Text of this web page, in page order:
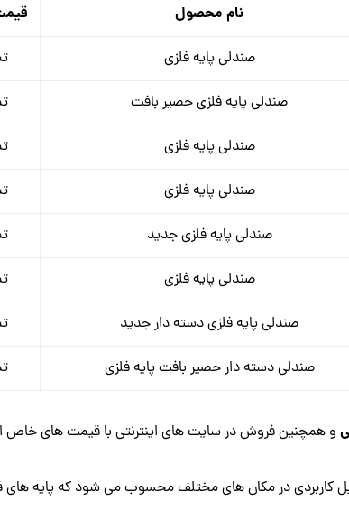
نام محصول
صندلی پایه فلزی
صندلی پایه فلزی حصیر بافت
صندلی پایه فلزی
صندلی پایه فلزی
صندلی پایه فلزی جدید
صندلی پایه فلزی
صندلی پایه فلزی دسته دار جدید
صندلی دسته دار حصیر بافت پایه فلزی
و همچنین فروش در سایت های اینترنتی با قیمت های خاص
کاربردی در مکان های مختلف محسوب می شود که پایه های